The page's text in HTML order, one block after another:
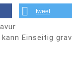
tweet
Einseitig